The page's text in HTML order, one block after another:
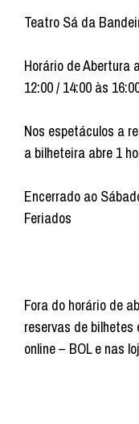
Teatro Sá da
Horário de Abertura
12:00 / 14:00 às
Nos espetáculos a
a bilheteira abre 1
Encerrado ao
Feriados
Fora do horário de
reservas de
online – BOL e nas